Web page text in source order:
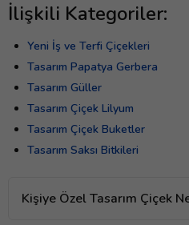
İlişkili Kategoriler:
Yeni İş ve Terfi Çiçekleri
Tasarım Papatya Gerbera
Tasarım Güller
Tasarım Çiçek Lilyum
Tasarım Çiçek Buketler
Tasarım Saksı Bitkileri
Kişiye Özel Tasarım Çiçek